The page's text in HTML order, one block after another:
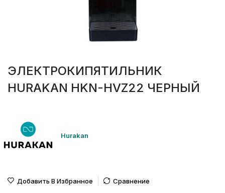
ЭЛЕКТРОКИПЯТИЛЬНИК
HURAKAN HKN-HVZ22 ЧЕРНЫЙ
Hurakan
Добавить В Избранное Сравнение